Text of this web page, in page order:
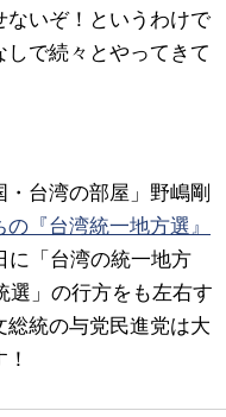
ないぞ！というわけで
で続々とやってきて
台湾の部屋」野嶋剛
『台湾統一地方選』
に「台湾の統一地方
選」の行方をも左右す
総統の与党民進党は大